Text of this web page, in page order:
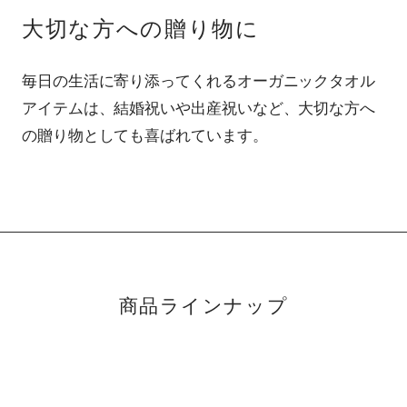
大切な方への贈り物に
毎日の生活に寄り添ってくれるオーガニックタオル
アイテムは、結婚祝いや出産祝いなど、大切な方へ
の贈り物としても喜ばれています。
商品ラインナップ